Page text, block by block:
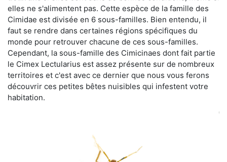
elles ne s'alimentent pas. Cette espèce de la famille des
Cimidae est divisée en 6 sous-familles. Bien entendu, il
faut se rendre dans certaines régions spécifiques du
monde pour retrouver chacune de ces sous-familles.
Cependant, la sous-famille des Cimicinaes dont fait partie
le Cimex Lectularius est assez présente sur de nombreux
territoires et c'est avec ce dernier que nous vous ferons
découvrir ces petites bêtes nuisibles qui infestent votre
habitation.